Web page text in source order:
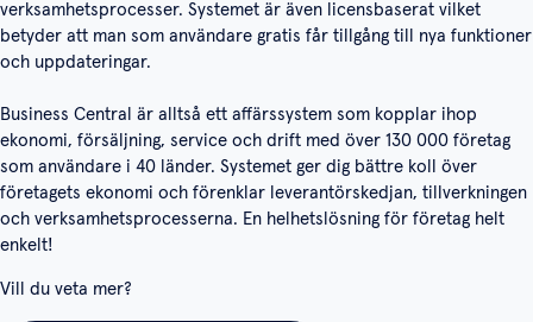
verksamhetsprocesser. Systemet är även licensbaserat vilket
betyder att man som användare gratis får tillgång till nya funktioner
och uppdateringar.
Business Central är alltså ett affärssystem som kopplar ihop
ekonomi, försäljning, service och drift med över 130 000 företag
som användare i 40 länder. Systemet ger dig bättre koll över
företagets ekonomi och förenklar leverantörskedjan, tillverkningen
och verksamhetsprocesserna. En helhetslösning för företag helt
enkelt!
Vill du veta mer?